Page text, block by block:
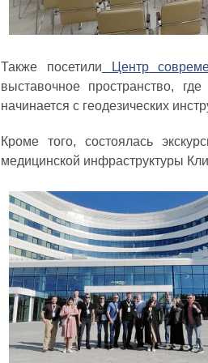
Также посетили Центр
выставочное пространство,
начинается с геодезических
Кроме того, состоялась
медицинской инфраструктуры